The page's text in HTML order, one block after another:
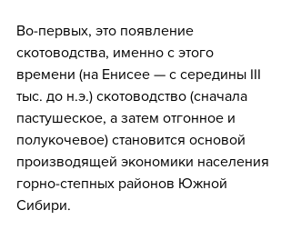
Во-первых, это появление
скотоводства, именно с этого
времени (на Енисее — с середины III
тыс. до н.э.) скотоводство (сначала
пастушеское, а затем отгонное и
полукочевое) становится основой
производящей экономики населения
горно-степных районов Южной
Сибири.